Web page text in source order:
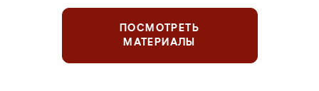
ПОСМОТРЕТЬ
МАТЕРИАЛЫ